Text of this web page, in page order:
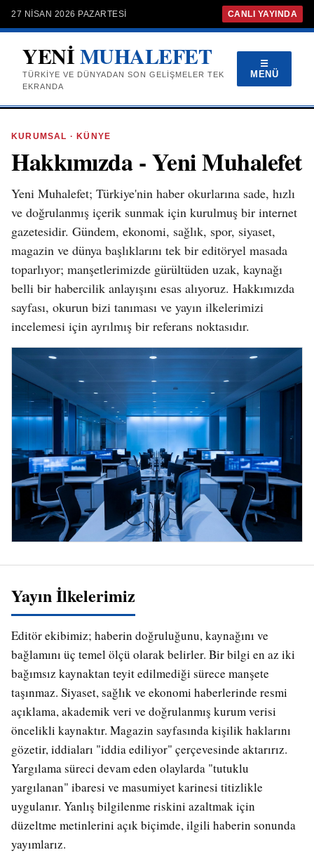
27 NISAN 2026 PAZARTESI CANLI YAYINDA
YENİMUHALEFET
TÜRKIYE VE DÜNYADAN SON GELIŞMELER TEK
EKRANDA
☰
MENÜ
KURUMSAL · KÜNYE
Hakkımızda - Yeni Muhalefet
Yeni Muhalefet; Türkiye'nin haber okurlarına sade, hızlı
ve doğrulanmış içerik sunmak için kurulmuş bir internet
gazetesidir. Gündem, ekonomi, sağlık, spor, siyaset,
magazin ve dünya başlıklarını tek bir editöryel masada
toparlıyor; manşetlerimizde gürültüden uzak, kaynağı
belli bir habercilik anlayışını esas alıyoruz. Hakkımızda
sayfası, okurun bizi tanıması ve yayın ilkelerimizi
incelemesi için ayrılmış bir referans noktasıdır.
Yayın İlkelerimiz
Editör ekibimiz; haberin doğruluğunu, kaynağını ve
bağlamını üç temel ölçü olarak belirler. Bir bilgi en az iki
bağımsız kaynaktan teyit edilmediği sürece manşete
taşınmaz. Siyaset, sağlık ve ekonomi haberlerinde resmi
açıklama, akademik veri ve doğrulanmış kurum verisi
öncelikli kaynaktır. Magazin sayfasında kişilik haklarını
gözetir, iddiaları "iddia ediliyor" çerçevesinde aktarırız.
Yargılama süreci devam eden olaylarda "tutuklu
yargılanan" ibaresi ve masumiyet karinesi titizlikle
uygulanır. Yanlış bilgilenme riskini azaltmak için
düzeltme metinlerini açık biçimde, ilgili haberin sonunda
yayımlarız.